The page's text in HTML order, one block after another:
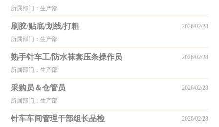
所属部门：生产部
刷胶/贴底/划线/打粗
所属部门：生产部
2026/02/28
熟手针车工/防水袜套压条操作员
所属部门：生产部
2026/02/28
采购员＆仓管员
所属部门：生产部
2026/02/28
针车车间管理干部组长品检 2026/02/28